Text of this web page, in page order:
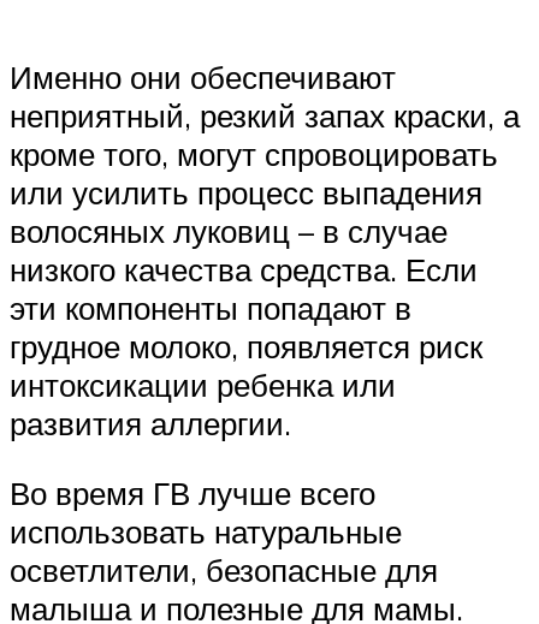
Именно они обеспечивают
неприятный, резкий запах краски, а
кроме того, могут спровоцировать
или усилить процесс выпадения
волосяных луковиц – в случае
низкого качества средства. Если
эти компоненты попадают в
грудное молоко, появляется риск
интоксикации ребенка или
развития аллергии.
Во время ГВ лучше всего
использовать натуральные
осветлители, безопасные для
малыша и полезные для мамы.